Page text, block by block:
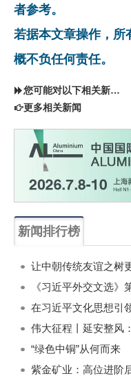
者参考。
若据本文章操作，所
概不负任何责任。
您可能对以下相关新闻同样感兴趣
更多相关新闻
新闻排行榜
《习近平外交文选
“绿色中铜”从何而来
紫金矿业：高位进阶